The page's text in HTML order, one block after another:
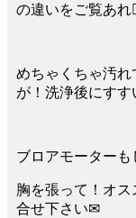
の違いをご覧あれ
めちゃくちゃ汚
が！洗浄後にすす
ブロアモーター
胸を張って！オ
合せ下さい✉